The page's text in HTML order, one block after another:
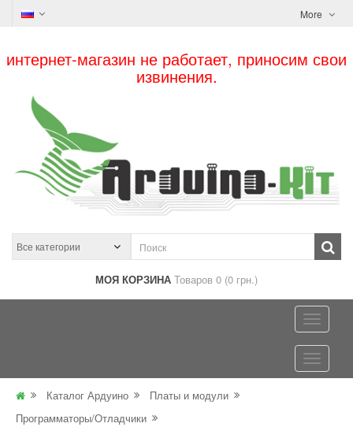
More
интернет-магазин не работает, приносим свои
извинения.
МОЯ КОРЗИНА Товаров 0 (0 грн.)
Каталог Ардуино
Платы и модули
Программаторы/Отладчики